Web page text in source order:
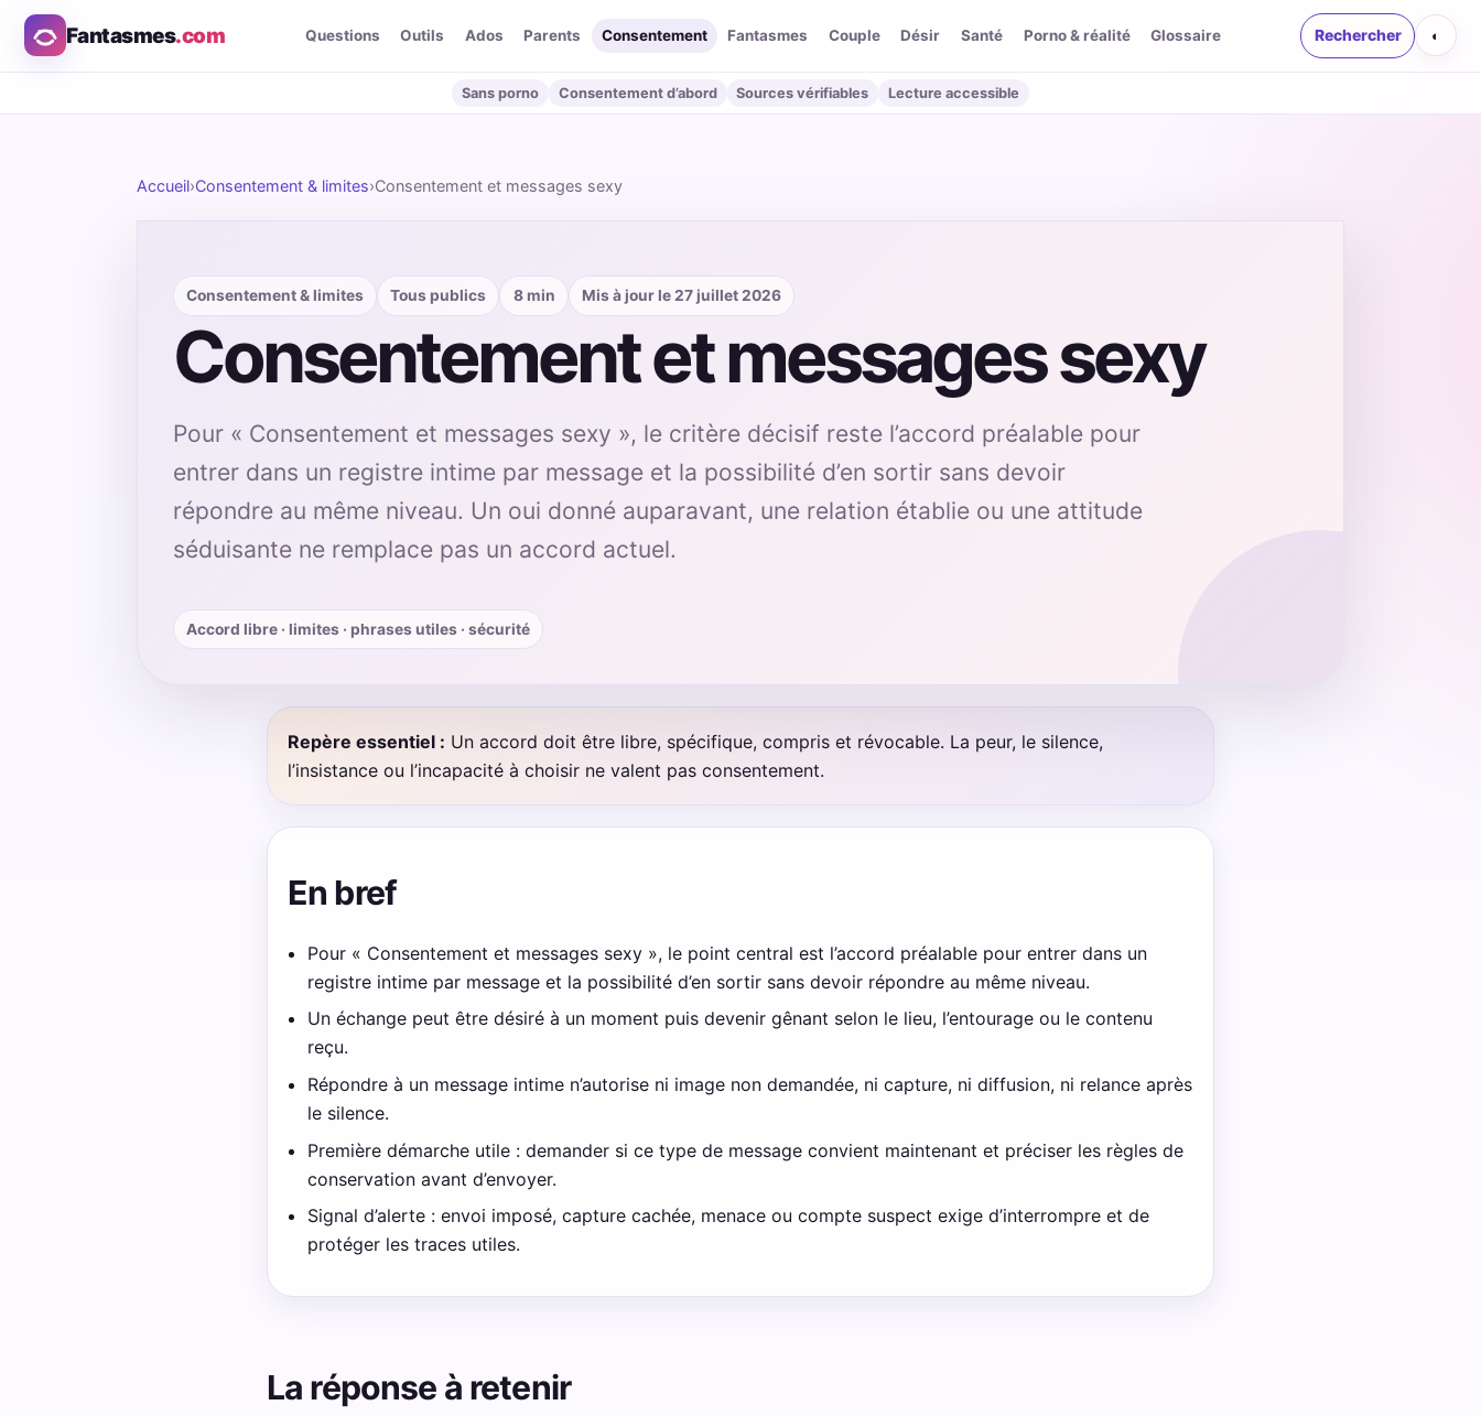
Fantasmes.com Questions Outils Ados Parents Consentement Fantasmes Couple Désir Santé Porno & réalité Glossaire Rechercher ◐
Sans porno Consentement d’abord Sources vérifiables Lecture accessible
Accueil›Consentement & limites›Consentement et messages sexy
Consentement & limites Tous publics 8 min Mis à jour le 27 juillet 2026
Consentement et messages sexy
Pour « Consentement et messages sexy », le critère décisif reste l’accord préalable pour
entrer dans un registre intime par message et la possibilité d’en sortir sans devoir
répondre au même niveau. Un oui donné auparavant, une relation établie ou une attitude
séduisante ne remplace pas un accord actuel.
Accord libre · limites · phrases utiles · sécurité
Repère essentiel : Un accord doit être libre, spécifique, compris et révocable. La peur, le silence,
l’insistance ou l’incapacité à choisir ne valent pas consentement.
En bref
Pour « Consentement et messages sexy », le point central est l’accord préalable pour entrer dans un
registre intime par message et la possibilité d’en sortir sans devoir répondre au même niveau.
Un échange peut être désiré à un moment puis devenir gênant selon le lieu, l’entourage ou le contenu
reçu.
Répondre à un message intime n’autorise ni image non demandée, ni capture, ni diffusion, ni relance après
le silence.
Première démarche utile : demander si ce type de message convient maintenant et préciser les règles de
conservation avant d’envoyer.
Signal d’alerte : envoi imposé, capture cachée, menace ou compte suspect exige d’interrompre et de
protéger les traces utiles.
La réponse à retenir